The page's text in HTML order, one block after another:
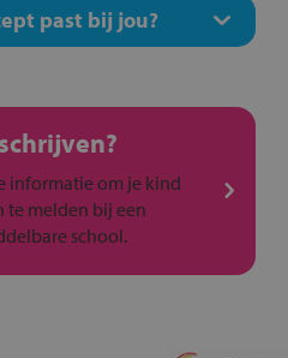
past bij jou?
informatie om je kind
te melden bij een
school.